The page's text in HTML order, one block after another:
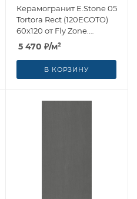
Керамогранит E.Stone 05
Tortora Rect (120ECOTO)
60x120 от Fly Zone.
Ceramica Euro (Италия)
5 470 ₽/м²
В КОРЗИНУ